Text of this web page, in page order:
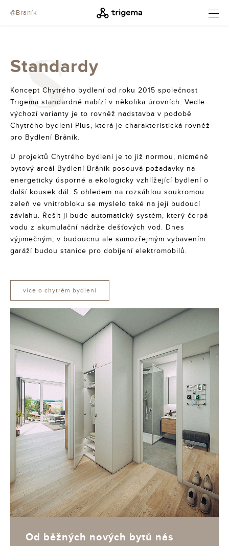
@Braník
S
Standardy
Koncept Chytrého bydlení od roku 2015 společnost
Trigema standardně nabízí v několika úrovních. Vedle
výchozí varianty je to rovněž nadstavba v podobě
Chytrého bydlení Plus, která je charakteristická rovněž
pro Bydlení Brâník.
U projektů Chytrého bydlení je to již normou, nicméně
bytový areál Bydlení Brâník posouvá požadavky na
energeticky úsporné a ekologicky vzhlížející bydlení o
další kousek dál. S ohledem na rozsáhlou soukromou
zeleň ve vnitrobloku se myslelo také na její budoucí
závlahu. Řešit ji bude automatický systém, který čerpá
vodu z akumulační nádrže dešťových vod. Dnes
výjimečným, v budoucnu ale samozřejmým vybavením
garáží budou stanice pro dobíjení elektromobilů.
více o chytrém bydlení
Od běžných nových bytů nás